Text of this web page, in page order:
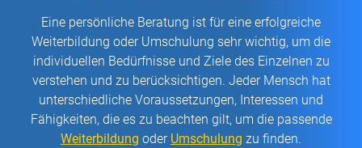
Eine persönliche Beratung ist für eine erfolgreiche
Weiterbildung oder Umschulung sehr wichtig, um die
individuellen Bedürfnisse und Ziele des Einzelnen zu
verstehen und zu berücksichtigen. Jeder Mensch hat
unterschiedliche Voraussetzungen, Interessen und
Fähigkeiten, die es zu beachten gilt, um die passende
Weiterbildung oder Umschulung zu finden.